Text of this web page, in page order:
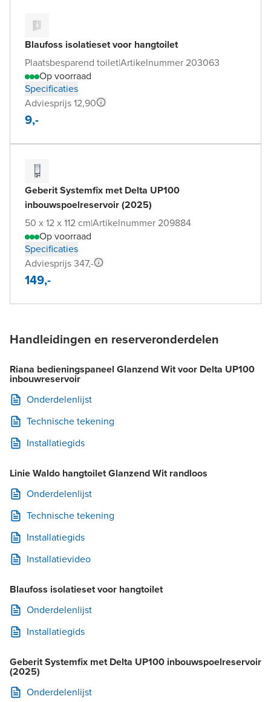
Blaufoss isolatieset voor hangtoilet
Plaatsbesparend toilet|Artikelnummer 203063
Op voorraad
Specificaties
Adviesprijs 12,90
9,-
Geberit Systemfix met Delta UP100
inbouwspoelreservoir (2025)
50 x 12 x 112 cm|Artikelnummer 209884
Op voorraad
Specificaties
Adviesprijs 347,-
149,-
Handleidingen en reserveronderdelen
Riana bedieningspaneel Glanzend Wit voor Delta UP100
inbouwreservoir
Onderdelenlijst
Technische tekening
Installatiegids
Linie Waldo hangtoilet Glanzend Wit randloos
Onderdelenlijst
Technische tekening
Installatiegids
Installatievideo
Blaufoss isolatieset voor hangtoilet
Onderdelenlijst
Installatiegids
Geberit Systemfix met Delta UP100 inbouwspoelreservoir
(2025)
Onderdelenlijst